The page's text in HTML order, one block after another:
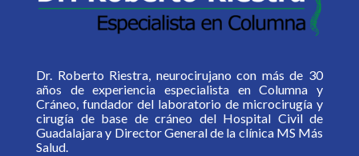
Dr. Roberto Riestra, neurocirujano con más de 30
años de experiencia especialista en Columna y
Cráneo, fundador del laboratorio de microcirugía y
cirugía de base de cráneo del Hospital Civil de
Guadalajara y Director General de la clínica MS Más
Salud.